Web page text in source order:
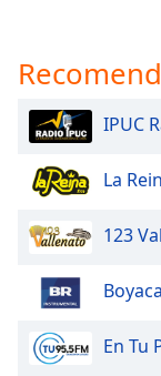
IPUC
La
123
En Tu